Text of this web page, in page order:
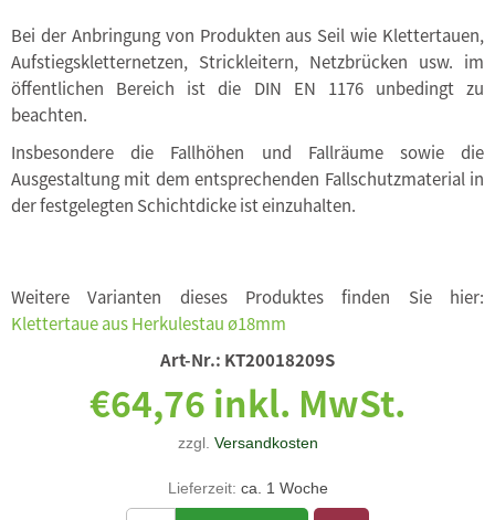
Bei der Anbringung von Produkten aus Seil wie Klettertauen,
Aufstiegskletternetzen, Strickleitern, Netzbrücken usw. im
öffentlichen Bereich ist die DIN EN 1176 unbedingt zu
beachten.
Insbesondere die Fallhöhen und Fallräume sowie die
Ausgestaltung mit dem entsprechenden Fallschutzmaterial in
der festgelegten Schichtdicke ist einzuhalten.
Weitere Varianten dieses Produktes finden Sie hier:
Klettertaue aus Herkulestau ø18mm
Art-Nr.: KT20018209S
€64,76 inkl. MwSt.
zzgl. Versandkosten
Lieferzeit: ca. 1 Woche